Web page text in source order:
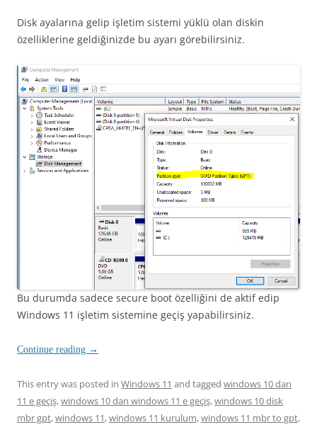
Disk ayalarına gelip işletim sistemi yüklü olan diskin
özelliklerine geldiğinizde bu ayarı görebilirsiniz.
Bu durumda sadece secure boot özelliğini de aktif edip
Windows 11 işletim sistemine geçiş yapabilirsiniz.
Continue reading →
This entry was posted in Windows 11 and tagged windows 10 dan
11 e geçiş,windows 10 dan windows 11 e geçiş,windows 10 disk
mbr gpt,windows 11,windows 11 kurulum,windows 11 mbr to gpt,